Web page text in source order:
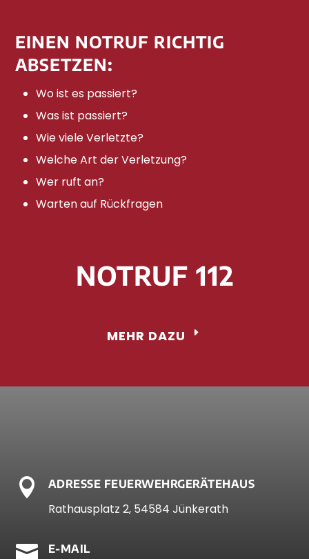
EINEN NOTRUF RICHTIG
ABSETZEN:
Wo ist es passiert?
Was ist passiert?
Wie viele Verletzte?
Welche Art der Verletzung?
Wer ruft an?
Warten auf Rückfragen
NOTRUF 112
MEHR DAZU
 ADRESSE FEUERWEHRGERÄTEHAUS
Rathausplatz 2, 54584 Jünkerath
 E-MAIL